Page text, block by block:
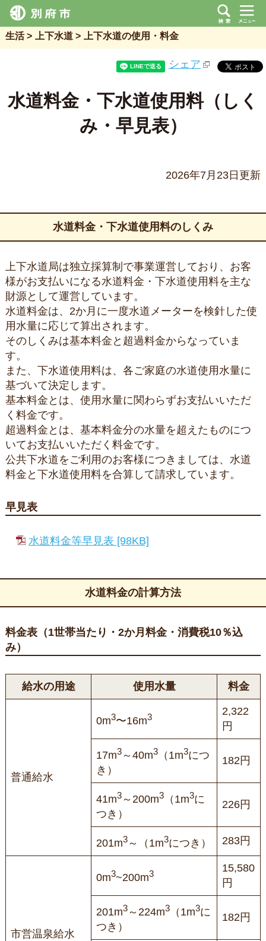
生活 上下水道 上下水道の使用・料金
シェア
水道料金・下水道使用料（しく
み・早見表）
2026年7月23日更新
水道料金・下水道使用料のしくみ
上下水道局は独立採算制で事業運営しており、お客
様がお支払いになる水道料金・下水道使用料を主な
財源として運営しています。
水道料金は、2か月に一度水道メーターを検針した使
用水量に応じて算出されます。
そのしくみは基本料金と超過料金からなっていま
す。
また、下水道使用料は、各ご家庭の水道使用水量に
基づいて決定します。
基本料金とは、使用水量に関わらずお支払いいただ
く料金です。
超過料金とは、基本料金分の水量を超えたものにつ
いてお支払いいただく料金です。
公共下水道をご利用のお客様につきましては、水道
料金と下水道使用料を合算して請求しています。
早見表
水道料金等早見表 [98KB]
水道料金の計算方法
料金表（1世帯当たり・2か月料金・消費税10％込
み）
給水の用途 使用水量 料金
普通給水
0m3〜16m3
2,322
円
17m3～40m3 （1m3につ
き）
182円
41m3～200m3 （1m3に
つき）
226円
201m3～（1m3につき） 283円
市営温泉給水
0m3~200m3
15,580
円
201m3～224m3 （1m3に
つき）
182円